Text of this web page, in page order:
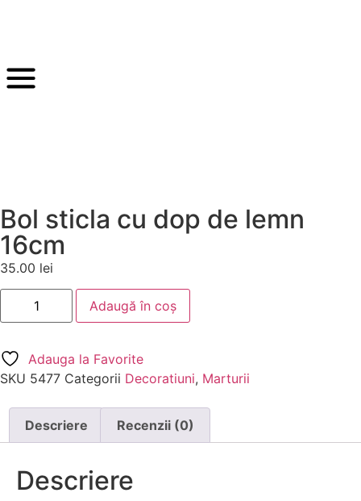
Bol sticla cu dop de lemn
16cm
35.00 lei
Adaugă în coș
Adauga la Favorite
SKU 5477 Categorii Decoratiuni, Marturii
Descriere Recenzii (0)
Descriere